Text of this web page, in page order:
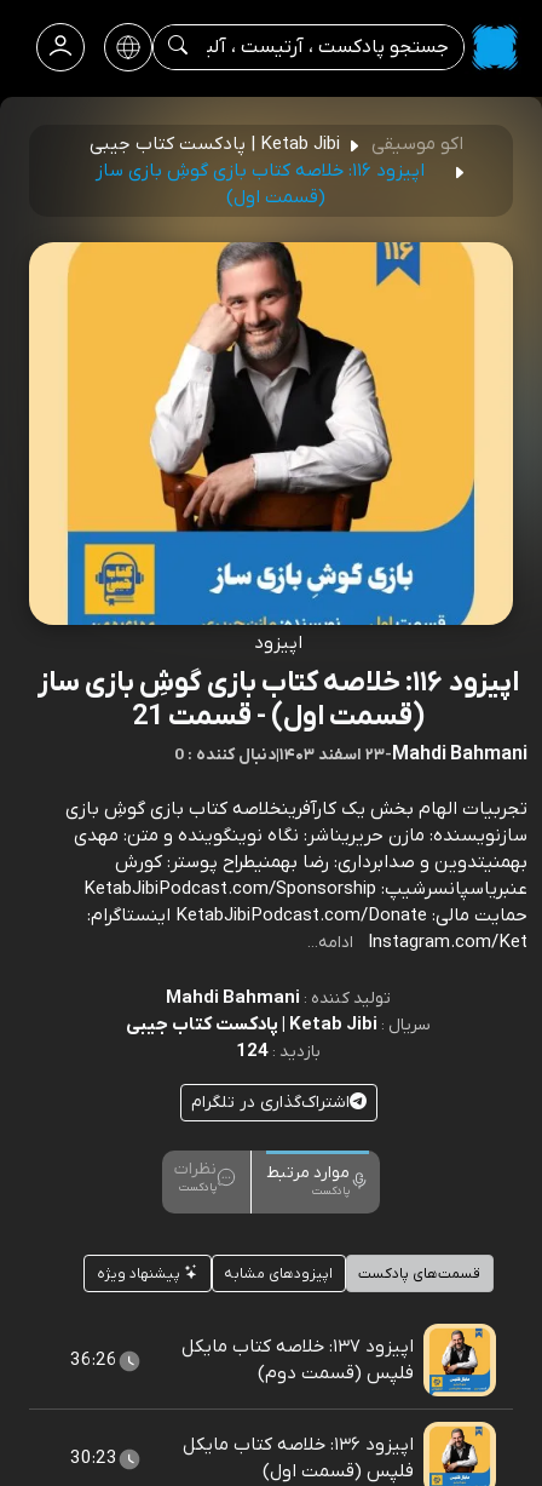
اکو موسیقی
Ketab Jibi | پادکست کتاب جیبی
اپیزود ۱۱۶: خلاصه کتاب بازی گوشِ بازی ساز
(قسمت اول)
اپیزود
اپیزود ۱۱۶: خلاصه کتاب بازی گوشِ بازی ساز
(قسمت اول) - قسمت 21
Mahdi Bahmani
-۲۳ اسفند ۱۴۰۳ |0 : دنبال کننده
تجربیات الهام بخش یک کارآفرینخلاصه کتاب بازی گوشِ بازی
سازنویسنده: مازن حریریناشر: نگاه نوینگوینده و متن: مهدی
بهمنیتدوین و صدابرداری: رضا بهمنیطراح پوستر: کورش
عنبریاسپانسرشیپ: KetabJibiPodcast.com/Sponsorship
حمایت مالی: KetabJibiPodcast.com/Donate اینستاگرام:
Instagram.com/Ket
ادامه...
تولید کننده : Mahdi Bahmani
سریال : Ketab Jibi | پادکست کتاب جیبی
بازدید : 124
اشتراک‌گذاری در تلگرام
موارد مرتبط
پادکست
نظرات
پادکست
قسمت‌های پادکست اپیزودهای مشابه پیشنهاد ویژه
اپیزود ۱۳۷: خلاصه کتاب مایکل
فلپس (قسمت دوم)
36:26
اپیزود ۱۳۶: خلاصه کتاب مایکل
فلپس (قسمت اول)
30:23